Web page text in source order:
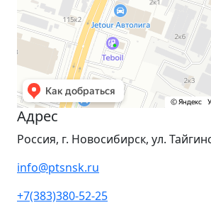
Адрес
Россия, г. Новосибирск, ул.
info@ptsnsk.ru
+7(383)380-52-25